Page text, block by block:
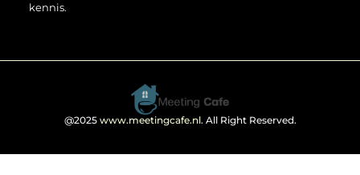
kennis.
@2025 www.meetingcafe.nl. All Right Reserved.